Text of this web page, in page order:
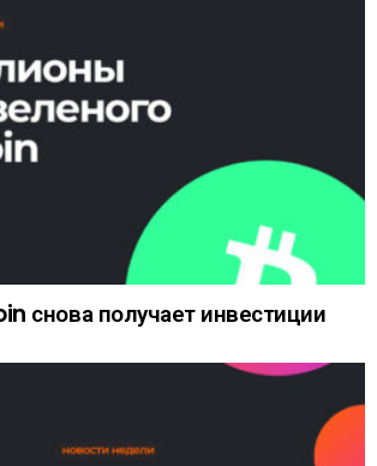
снова получает инвестиции